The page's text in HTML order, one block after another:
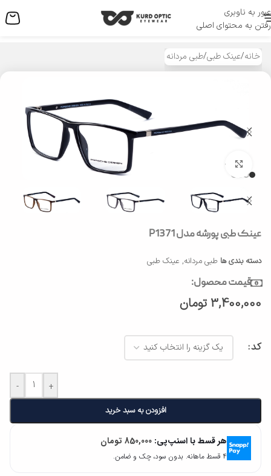
عبور به ناوبری
رفتن به محتوای اصلی
منو
خانه/عینک طبی/طبی مردانه
بزرگنمایی تصویر
عینک طبی پورشه مدل P1371
دسته بندی ها طبی مردانه, عینک طبی
قیمت محصول:
3,400,000 تومان
کد
- +
افزودن به سبد خرید
هر قسط با اسنپ‌پی: 850,000 تومان
۴ قسط ماهانه. بدون سود، چک و ضامن.